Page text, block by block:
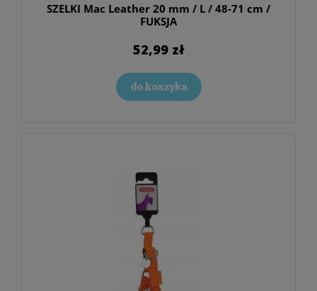
SZELKI Mac Leather 20 mm / L / 48-71 cm /
FUKSJA
52,99 zł
do koszyka